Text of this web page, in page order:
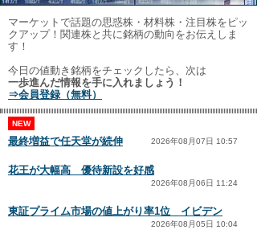
マーケットで話題の思惑株・材料株・注目株をピッ
クアップ！関連株と共に銘柄の動向をお伝えしま
す！
今日の値動き銘柄をチェックしたら、次は
一歩進んだ情報を手に入れましょう！
⇒会員登録（無料）
NEW
最終増益で任天堂が続伸 2026年08月07日 10:57
花王が大幅高 優待新設を好感
2026年08月06日 11:24
東証プライム市場の値上がり率1位 イビデン
2026年08月05日 10:04